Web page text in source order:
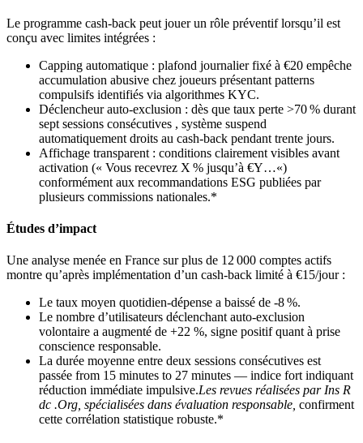
Le programme cash‑back peut jouer un rôle préventif lorsqu’il est
conçu avec limites intégrées :
Capping automatique : plafond journalier fixé à €20 empêche
accumulation abusive chez joueurs présentant patterns
compulsifs identifiés via algorithmes KYC.
Déclencheur auto‑exclusion : dès que taux perte >70 % durant
sept sessions consécutives , système suspend
automatiquement droits au cash‑back pendant trente jours.
Affichage transparent : conditions clairement visibles avant
activation (« Vous recevrez X % jusqu’à €Y…«)
conformément aux recommandations ESG publiées par
plusieurs commissions nationales.*
Études d’impact
Une analyse menée en France sur plus de 12 000 comptes actifs
montre qu’après implémentation d’un cash‑back limité à €15/jour :
Le taux moyen quotidien‐dépense a baissé de ‑8 %.
Le nombre d’utilisateurs déclenchant auto‐exclusion
volontaire a augmenté de +22 %, signe positif quant à prise
conscience responsable.
La durée moyenne entre deux sessions consécutives est
passée from 15 minutes to 27 minutes — indice fort indiquant
réduction immédiate impulsive.Les revues réalisées par Ins R
dc .Org, spécialisées dans évaluation responsable, confirment
cette corrélation statistique robuste.*